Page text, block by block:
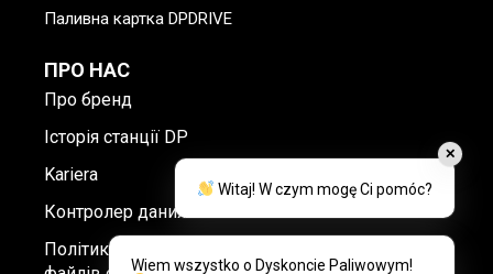
Паливна картка DPDRIVE
ПРО НАС
Про бренд
Історія станції DP
Kariera
Контролер даних
Політика конфіденційності та використання
✕
Witaj! W czym mogę Ci pomóc?
Wiem wszystko o Dyskoncie Paliwowym!